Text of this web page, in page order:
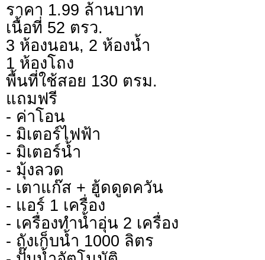
ราคา 1.99 ล้านบาท
เนื้อที่ 52 ตรว.
3 ห้องนอน, 2 ห้องน้ำ
1 ห้องโถง
พื้นที่ใช้สอย 130 ตรม.
แถมฟรี
- ค่าโอน
- มิเตอร์ไฟฟ้า
- มิเตอร์น้ำ
- มุ้งลวด
- เตาแก๊ส + ฮู้ดดูดควัน
- แอร์ 1 เครื่อง
- เครื่องทำน้ำอุ่น 2 เครื่อง
- ถังเก็บน้ำ 1000 ลิตร